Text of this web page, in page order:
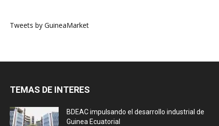
Tweets by GuineaMarket
TEMAS DE INTERES
BDEAC impulsando el desarrollo industrial de
Guinea Ecuatorial